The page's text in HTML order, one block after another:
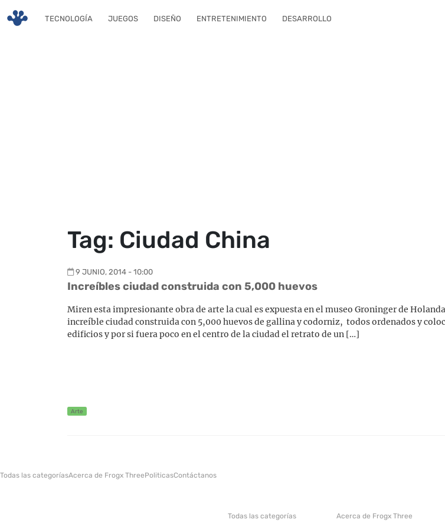
TECNOLOGÍA JUEGOS DISEÑO ENTRETENIMIENTO DESARROLLO
Tag: Ciudad China
9 JUNIO, 2014 - 10:00
Increíbles ciudad construida con 5,000 huevos
Miren esta impresionante obra de arte la cual es expuesta en el museo Groninger de
increíble ciudad construida con 5,000 huevos de gallina y codorniz, todos ordenados y
edificios y por si fuera poco en el centro de la ciudad el retrato de un […]
Arte
Todas las categoríasAcerca de Frogx ThreePoliticasContáctanos
Todas las categorías Acerca de Frogx Three